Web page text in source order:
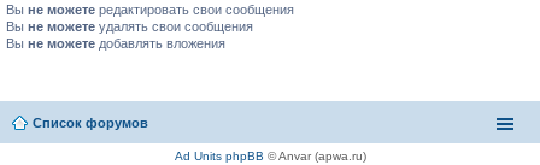
Вы не можете редактировать свои сообщения
Вы не можете удалять свои сообщения
Вы не можете добавлять вложения
Список форумов
Ad Units phpBB © Anvar (apwa.ru)